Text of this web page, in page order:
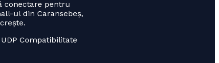
conectare pentru
ul din Caransebeș,
Compatibilitate